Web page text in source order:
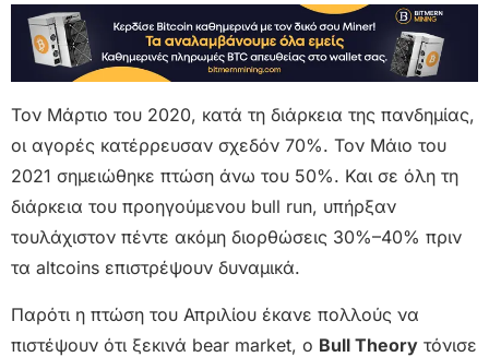
Τον Μάρτιο του 2020, κατά τη διάρκεια της πανδημίας,
οι αγορές κατέρρευσαν σχεδόν 70%. Τον Μάιο του
2021 σημειώθηκε πτώση άνω του 50%. Και σε όλη τη
διάρκεια του προηγούμενου bull run, υπήρξαν
τουλάχιστον πέντε ακόμη διορθώσεις 30%–40% πριν
τα altcoins επιστρέψουν δυναμικά.
Παρότι η πτώση του Απριλίου έκανε πολλούς να
πιστέψουν ότι ξεκινά bear market, ο Bull Theory τόνισε